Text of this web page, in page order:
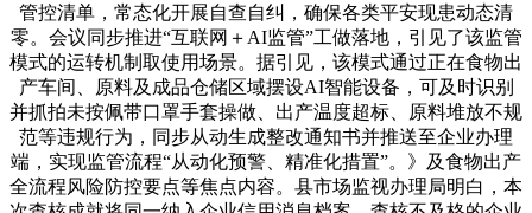
管控清单，常态化开展自查自纠，确保各类平安现患动态清
零。会议同步推进“互联网＋AI监管”工做落地，引见了该监管
模式的运转机制取使用场景。据引见，该模式通过正在食物出
产车间、原料及成品仓储区域摆设AI智能设备，可及时识别
并抓拍未按佩带口罩手套操做、出产温度超标、原料堆放不规
范等违规行为，同步从动生成整改通知书并推送至企业办理
端，实现监管流程“从动化预警、精准化措置”。》及食物出产
全流程风险防控要点等焦点内容。县市场监视办理局明白，本